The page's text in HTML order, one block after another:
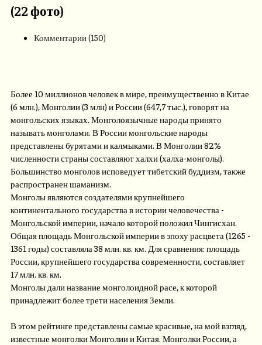
(22 фото)
Комментарии (150)
Более 10 миллионов человек в мире, преимущественно в Китае
(6 млн.), Монголии (3 млн) и России (647,7 тыс.), говорят на
монгольских языках. Монголоязычные народы принято
называть монголами. В России монгольские народы
представлены бурятами и калмыками. В Монголии 82%
численности страны составляют халхи (халха-монголы).
Большинство монголов исповедует тибетский буддизм, также
распространен шаманизм.
Монголы являются создателями крупнейшего
континентального государства в истории человечества -
Монгольской империи, начало которой положил Чингисхан.
Общая площадь Монгольской империи в эпоху расцвета (1265 -
1361 годы) составляла 38 млн. кв. км. Для сравнения: площадь
России, крупнейшего государства современности, составляет
17 млн. кв. км.
Монголы дали название монголоидной расе, к которой
принадлежит более трети населения Земли.
В этом рейтинге представлены самые красивые, на мой взгляд,
известные монголки Монголии и Китая. Монголки России, а